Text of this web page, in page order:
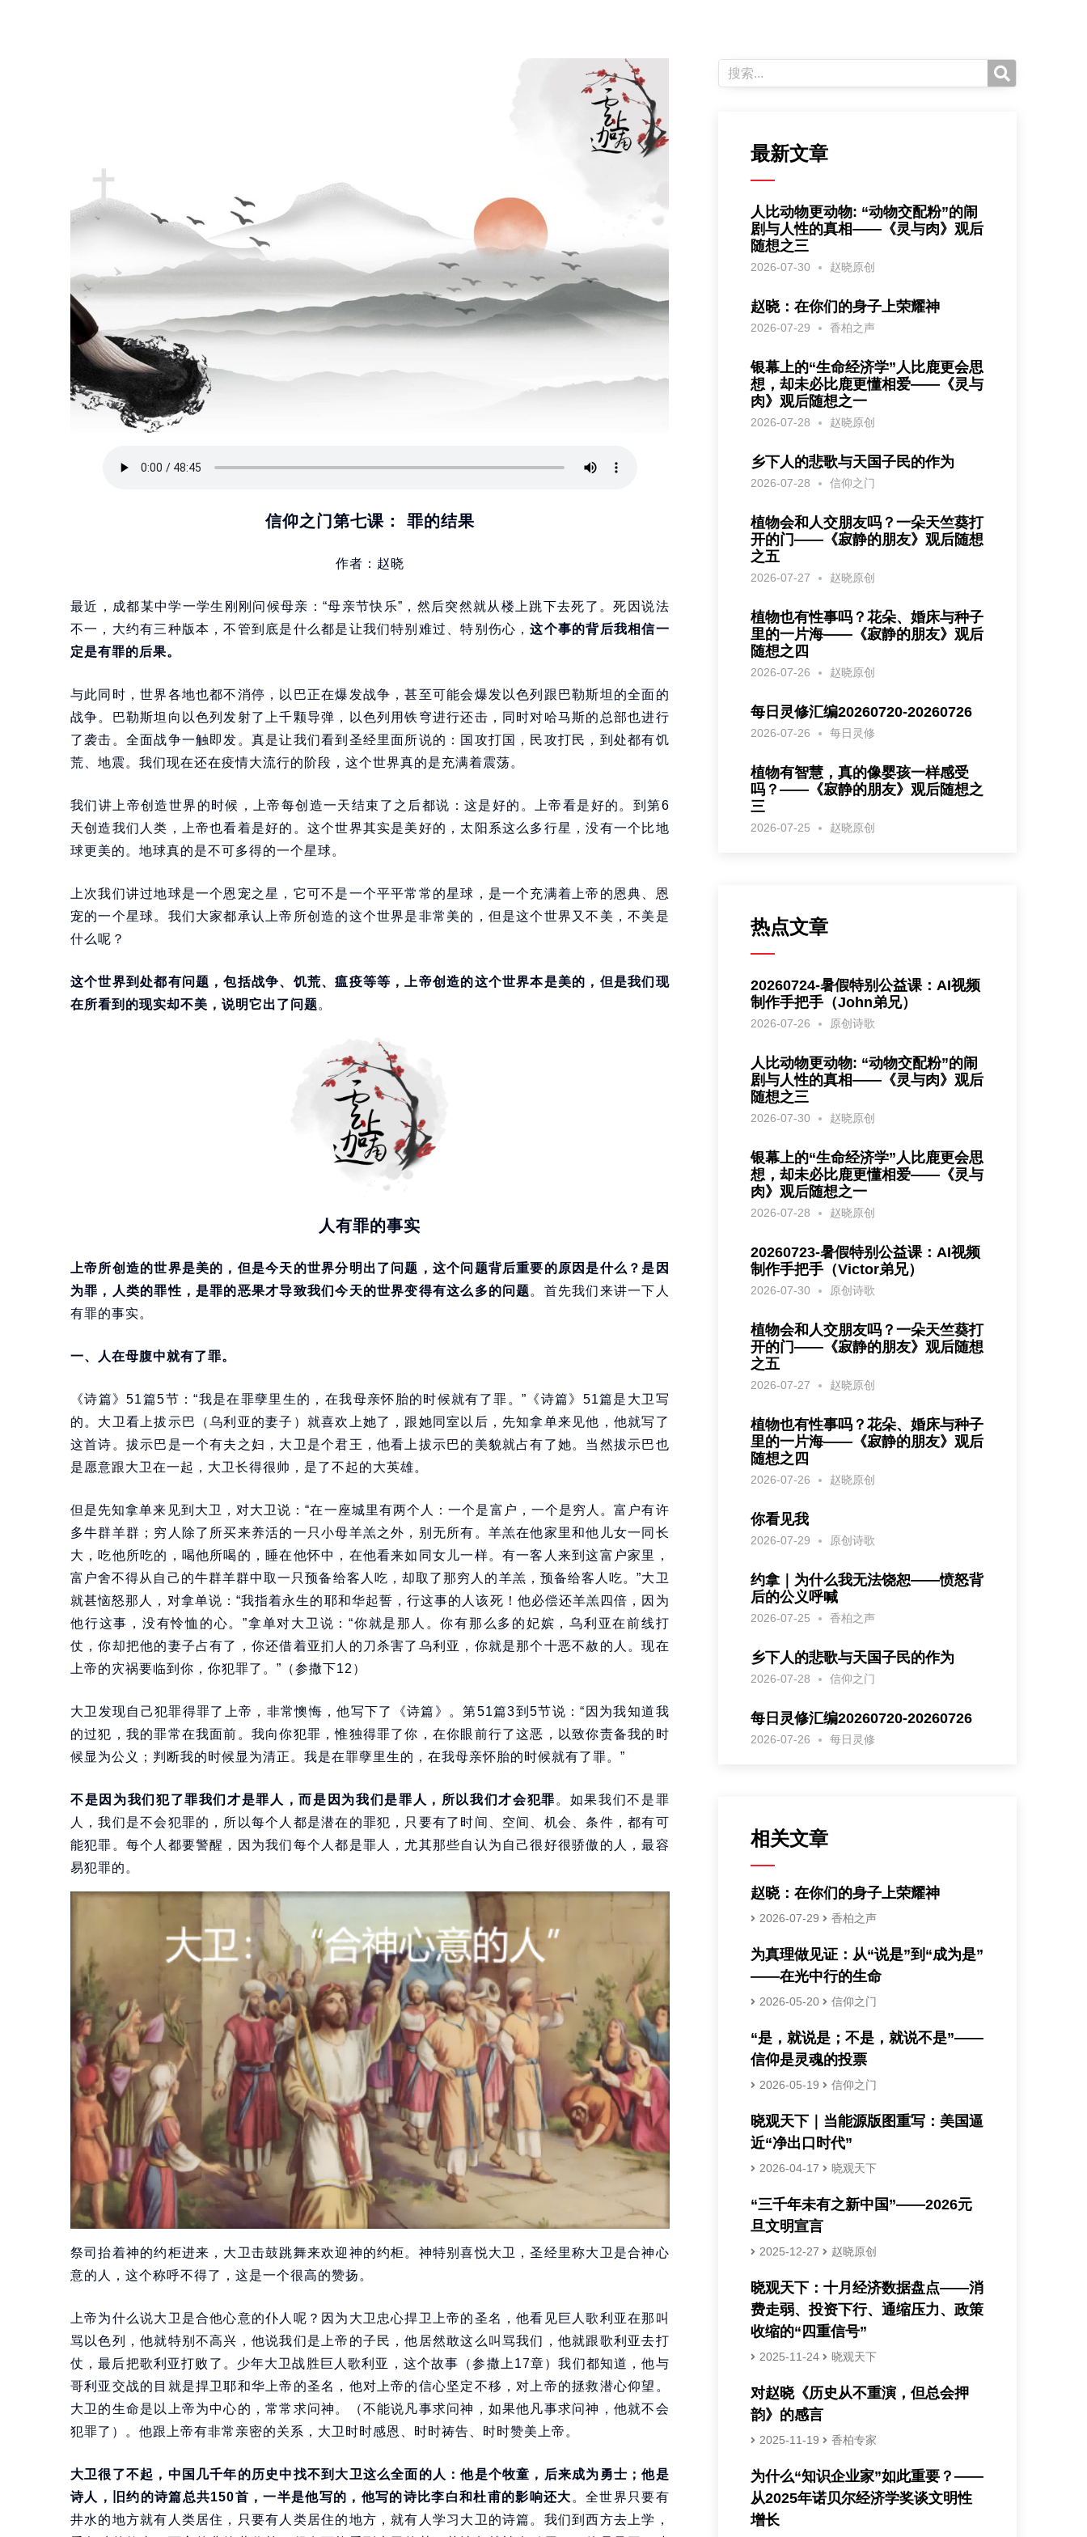
信仰之门第七课： 罪的结果
作者：赵晓
最近，成都某中学一学生刚刚问候母亲：“母亲节快乐”，然后突然就从楼上跳下去死了。死因说法
不一，大约有三种版本，不管到底是什么都是让我们特别难过、特别伤心，这个事的背后我相信一
定是有罪的后果。
与此同时，世界各地也都不消停，以巴正在爆发战争，甚至可能会爆发以色列跟巴勒斯坦的全面的
战争。巴勒斯坦向以色列发射了上千颗导弹，以色列用铁穹进行还击，同时对哈马斯的总部也进行
了袭击。全面战争一触即发。真是让我们看到圣经里面所说的：国攻打国，民攻打民，到处都有饥
荒、地震。我们现在还在疫情大流行的阶段，这个世界真的是充满着震荡。
我们讲上帝创造世界的时候，上帝每创造一天结束了之后都说：这是好的。上帝看是好的。到第6
天创造我们人类，上帝也看着是好的。这个世界其实是美好的，太阳系这么多行星，没有一个比地
球更美的。地球真的是不可多得的一个星球。
上次我们讲过地球是一个恩宠之星，它可不是一个平平常常的星球，是一个充满着上帝的恩典、恩
宠的一个星球。我们大家都承认上帝所创造的这个世界是非常美的，但是这个世界又不美，不美是
什么呢？
这个世界到处都有问题，包括战争、饥荒、瘟疫等等，上帝创造的这个世界本是美的，但是我们现
在所看到的现实却不美，说明它出了问题。
人有罪的事实
上帝所创造的世界是美的，但是今天的世界分明出了问题，这个问题背后重要的原因是什么？是因
为罪，人类的罪性，是罪的恶果才导致我们今天的世界变得有这么多的问题。首先我们来讲一下人
有罪的事实。
一、人在母腹中就有了罪。
《诗篇》51篇5节：“我是在罪孽里生的，在我母亲怀胎的时候就有了罪。”《诗篇》51篇是大卫写
的。大卫看上拔示巴（乌利亚的妻子）就喜欢上她了，跟她同室以后，先知拿单来见他，他就写了
这首诗。拔示巴是一个有夫之妇，大卫是个君王，他看上拔示巴的美貌就占有了她。当然拔示巴也
是愿意跟大卫在一起，大卫长得很帅，是了不起的大英雄。
但是先知拿单来见到大卫，对大卫说：“在一座城里有两个人：一个是富户，一个是穷人。富户有许
多牛群羊群；穷人除了所买来养活的一只小母羊羔之外，别无所有。羊羔在他家里和他儿女一同长
大，吃他所吃的，喝他所喝的，睡在他怀中，在他看来如同女儿一样。有一客人来到这富户家里，
富户舍不得从自己的牛群羊群中取一只预备给客人吃，却取了那穷人的羊羔，预备给客人吃。”大卫
就甚恼怒那人，对拿单说：“我指着永生的耶和华起誓，行这事的人该死！他必偿还羊羔四倍，因为
他行这事，没有怜恤的心。”拿单对大卫说：“你就是那人。你有那么多的妃嫔，乌利亚在前线打
仗，你却把他的妻子占有了，你还借着亚扪人的刀杀害了乌利亚，你就是那个十恶不赦的人。现在
上帝的灾祸要临到你，你犯罪了。”（参撒下12）
大卫发现自己犯罪得罪了上帝，非常懊悔，他写下了《诗篇》。第51篇3到5节说：“因为我知道我
的过犯，我的罪常在我面前。我向你犯罪，惟独得罪了你，在你眼前行了这恶，以致你责备我的时
候显为公义；判断我的时候显为清正。我是在罪孽里生的，在我母亲怀胎的时候就有了罪。”
不是因为我们犯了罪我们才是罪人，而是因为我们是罪人，所以我们才会犯罪 。如果我们不是罪
人，我们是不会犯罪的，所以每个人都是潜在的罪犯，只要有了时间、空间、机会、条件，都有可
能犯罪。每个人都要警醒，因为我们每个人都是罪人，尤其那些自认为自己很好很骄傲的人，最容
易犯罪的。
祭司抬着神的约柜进来，大卫击鼓跳舞来欢迎神的约柜。神特别喜悦大卫，圣经里称大卫是合神心
意的人，这个称呼不得了，这是一个很高的赞扬。
上帝为什么说大卫是合他心意的仆人呢？因为大卫忠心捍卫上帝的圣名，他看见巨人歌利亚在那叫
骂以色列，他就特别不高兴，他说我们是上帝的子民，他居然敢这么叫骂我们，他就跟歌利亚去打
仗，最后把歌利亚打败了。少年大卫战胜巨人歌利亚，这个故事（参撒上17章）我们都知道，他与
哥利亚交战的目就是捍卫耶和华上帝的圣名，他对上帝的信心坚定不移，对上帝的拯救潜心仰望。
大卫的生命是以上帝为中心的，常常求问神。（不能说凡事求问神，如果他凡事求问神，他就不会
犯罪了）。他跟上帝有非常亲密的关系，大卫时时感恩、时时祷告、时时赞美上帝。
大卫很了不起，中国几千年的历史中找不到大卫这么全面的人：他是个牧童，后来成为勇士；他是
诗人，旧约的诗篇总共150首，一半是他写的，他写的诗比李白和杜甫的影响还大 。全世界只要有
井水的地方就有人类居住，只要有人类居住的地方，就有人学习大卫的诗篇。我们到西方去上学，
最新文章
人比动物更动物: “动物交配粉”的闹
剧与人性的真相——《灵与肉》观后
随想之三
2026-07-30 赵晓原创
赵晓：在你们的身子上荣耀神
2026-07-29 香柏之声
银幕上的“生命经济学”人比鹿更会思
想，却未必比鹿更懂相爱——《灵与
肉》观后随想之一
2026-07-28 赵晓原创
乡下人的悲歌与天国子民的作为
2026-07-28 信仰之门
植物会和人交朋友吗？一朵天竺葵打
开的门——《寂静的朋友》观后随想
之五
2026-07-27 赵晓原创
植物也有性事吗？花朵、婚床与种子
里的一片海——《寂静的朋友》观后
随想之四
2026-07-26 赵晓原创
每日灵修汇编20260720-20260726
2026-07-26 每日灵修
植物有智慧，真的像婴孩一样感受
吗？——《寂静的朋友》观后随想之
三
2026-07-25 赵晓原创
热点文章
20260724-暑假特别公益课：AI视频
制作手把手（John弟兄）
2026-07-26 原创诗歌
人比动物更动物: “动物交配粉”的闹
剧与人性的真相——《灵与肉》观后
随想之三
2026-07-30 赵晓原创
银幕上的“生命经济学”人比鹿更会思
想，却未必比鹿更懂相爱——《灵与
肉》观后随想之一
2026-07-28 赵晓原创
20260723-暑假特别公益课：AI视频
制作手把手（Victor弟兄）
2026-07-30 原创诗歌
植物会和人交朋友吗？一朵天竺葵打
开的门——《寂静的朋友》观后随想
之五
2026-07-27 赵晓原创
植物也有性事吗？花朵、婚床与种子
里的一片海——《寂静的朋友》观后
随想之四
2026-07-26 赵晓原创
你看见我
2026-07-29 原创诗歌
约拿｜为什么我无法饶恕——愤怒背
后的公义呼喊
2026-07-25 香柏之声
乡下人的悲歌与天国子民的作为
2026-07-28 信仰之门
每日灵修汇编20260720-20260726
2026-07-26 每日灵修
相关文章
赵晓：在你们的身子上荣耀神
2026-07-29 香柏之声
为真理做见证：从“说是”到“成为是”
——在光中行的生命
2026-05-20 信仰之门
“是，就说是；不是，就说不是”——
信仰是灵魂的投票
2026-05-19 信仰之门
晓观天下｜当能源版图重写：美国逼
近“净出口时代”
2026-04-17 晓观天下
“三千年未有之新中国”——2026元
旦文明宣言
2025-12-27 赵晓原创
晓观天下：十月经济数据盘点——消
费走弱、投资下行、通缩压力、政策
收缩的“四重信号”
2025-11-24 晓观天下
对赵晓《历史从不重演，但总会押
韵》的感言
2025-11-19 香柏专家
为什么“知识企业家”如此重要？——
从2025年诺贝尔经济学奖谈文明性
增长